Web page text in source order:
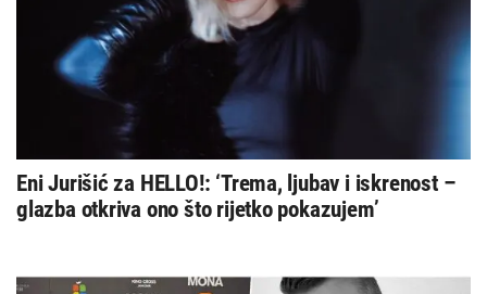
Eni Jurišić za HELLO!: ‘Trema, ljubav i iskrenost –
glazba otkriva ono što rijetko pokazujem’